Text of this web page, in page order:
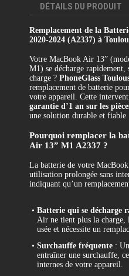
DÉTAILS DU PRODUIT
Remplacement de la
2020-2024 (A2337) à
Votre MacBook Air 13”
M1) se décharge
charge ? PhoneGlass
remplacement de batterie
votre appareil. Cette
garantie d’1 an sur les
une solution durable et fiable.
Pourquoi remplacer la
Air 13” M1 A2337 ?
La batterie de votre
utilisation prolongée sans
indiquant qu’un
• Batterie qui se décharge
Air ne tient plus la charge,
usée et nécessite un
• Surchauffe fréquente :
entraîner une surchauffe,
internes de votre appareil.